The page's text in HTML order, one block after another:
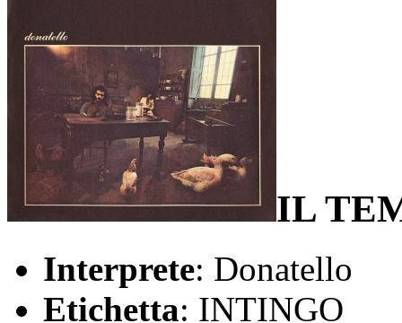
IL
Interprete: Donatello
Etichetta: INTINGO